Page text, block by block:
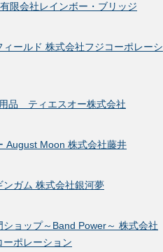
限会社レインボー・ブリッジ
ィールド 株式会社フジコーポレーシ
品 ティエスオー株式会社
August Moon 株式会社藤井
ンガム 株式会社銀河夢
ショップ～Band Power～ 株式会社
ーポレーション